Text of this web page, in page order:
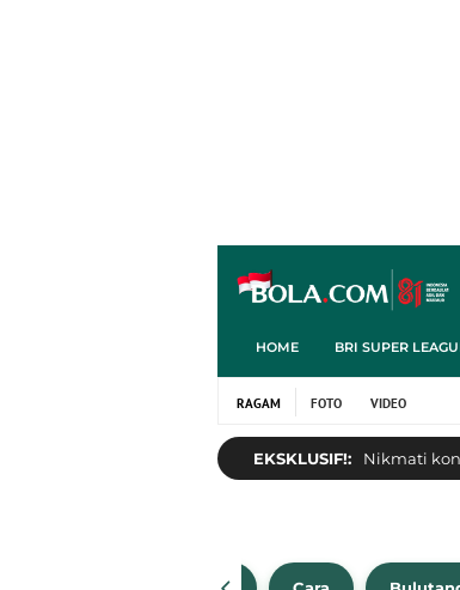
HOME BRI SUPER
RAGAM FOTO VIDEO
EKSKLUSIF!: Nikmati